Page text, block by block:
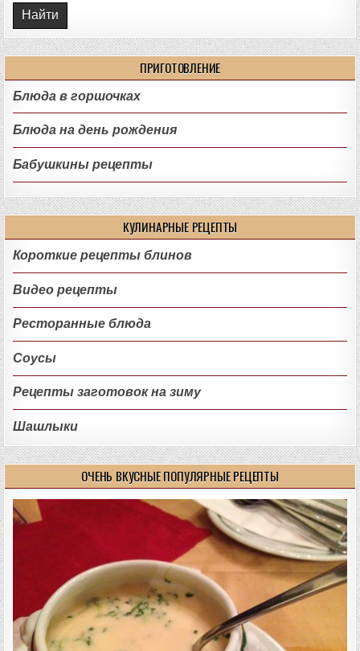
ПРИГОТОВЛЕНИЕ
Блюда в горшочках
Блюда на день рождения
Бабушкины рецепты
КУЛИНАРНЫЕ РЕЦЕПТЫ
Короткие рецепты блинов
Видео рецепты
Ресторанные блюда
Соусы
Рецепты заготовок на зиму
Шашлыки
ОЧЕНЬ ВКУСНЫЕ ПОПУЛЯРНЫЕ РЕЦЕПТЫ